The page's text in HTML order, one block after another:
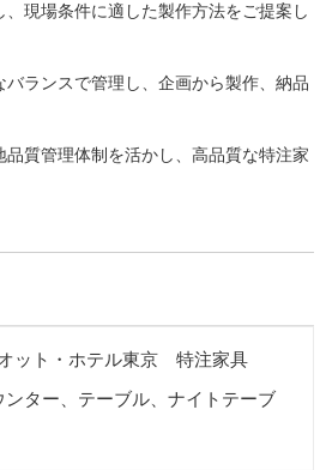
現場条件に適した製作方法をご提案し
ランスで管理し、企画から製作、納品
質管理体制を活かし、高品質な特注家
ット・ホテル東京 特注家具
ンター、テーブル、ナイトテーブ